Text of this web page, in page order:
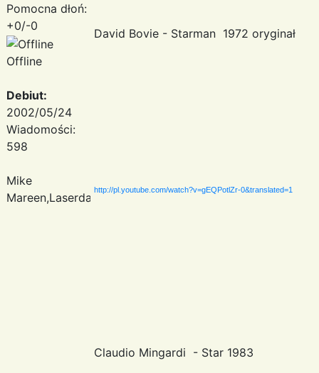
Pomocna dłoń:
+0/-0
Offline
Debiut:
2002/05/24
Wiadomości:
598
Mike
Mareen,Laserdance
David Bovie - Starman 1972 oryginał
http://pl.youtube.com/watch?v=gEQPotlZr-0&translated=1
Claudio Mingardi - Star 1983